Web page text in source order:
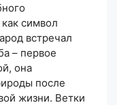
символ
встречал
– первое
она
после
жизни. Ветки